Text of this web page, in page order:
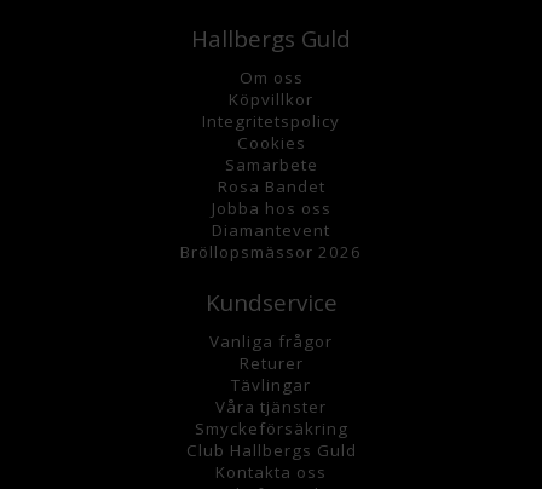
Hallbergs Guld
Om oss
Köpvillkor
Integritetspolicy
Cookies
Samarbete
Rosa Bandet
Jobba hos oss
Diamantevent
Bröllopsmässor 2026
Kundservice
Vanliga frågor
Returer
Tävlingar
Våra tjänster
Smyckeförsäkring
Club Hallbergs Guld
Kontakta oss